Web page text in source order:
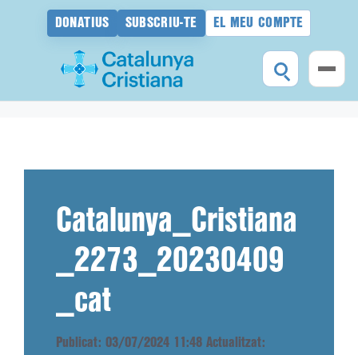
DONATIUS SUBSCRIU-TE EL MEU COMPTE
Catalunya_Cristiana
_2273_20230409
_cat
Publicat: 03/07/2024 11:48 Actualitzat: